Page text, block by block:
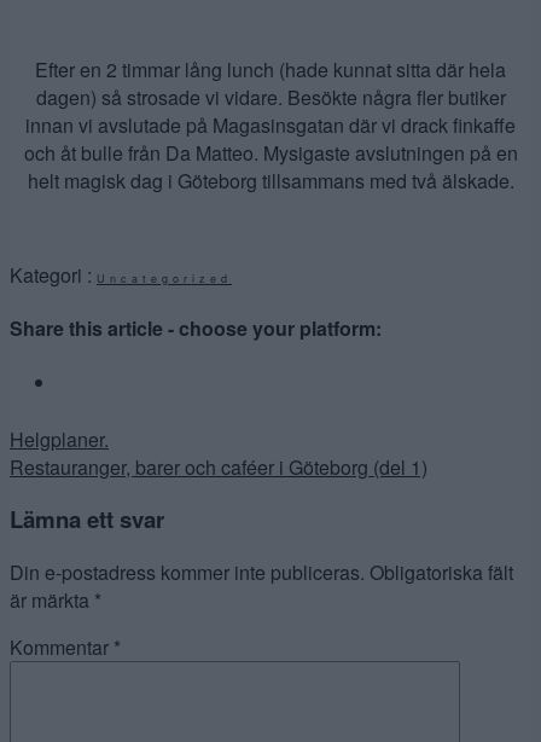
Efter en 2 timmar lång lunch (hade kunnat sitta där hela
dagen) så strosade vi vidare. Besökte några fler butiker
innan vi avslutade på Magasinsgatan där vi drack finkaffe
och åt bulle från Da Matteo. Mysigaste avslutningen på en
helt magisk dag i Göteborg tillsammans med två älskade.
Kategori : Uncategorized
Share this article - choose your platform:
Inläggsnavigering
Helgplaner.
Restauranger, barer och caféer i Göteborg (del 1)
Lämna ett svar
Din e-postadress kommer inte publiceras. Obligatoriska fält
är märkta *
Kommentar *